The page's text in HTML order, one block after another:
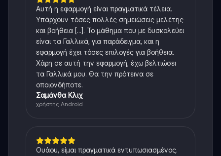
Αυτή η εφαρμογή είναι πραγματικά τέλεια.
Υπάρχουν τόσες πολλές σημειώσεις μελέτης
και βοήθεια [...]. Το μάθημα που με δυσκολεύει
είναι τα Γαλλικά, για παράδειγμα, και η
εφαρμογή έχει τόσες επιλογές για βοήθεια.
Χάρη σε αυτή την εφαρμογή, έχω βελτιώσει
τα Γαλλικά μου. Θα την πρότεινα σε
οποιονδήποτε.
Σαμάνθα Κλιχ
χρήστης Android
Ουάου, είμαι πραγματικά εντυπωσιασμένος.